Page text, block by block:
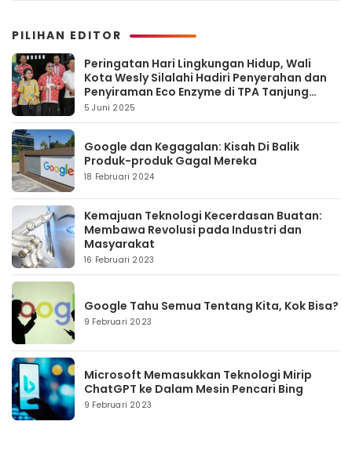
PILIHAN EDITOR
Peringatan Hari Lingkungan Hidup, Wali
Kota Wesly Silalahi Hadiri Penyerahan dan
Penyiraman Eco Enzyme di TPA Tanjung
Pinggir
5 Juni 2025
Google dan Kegagalan: Kisah Di Balik
Produk-produk Gagal Mereka
18 Februari 2024
Kemajuan Teknologi Kecerdasan Buatan:
Membawa Revolusi pada Industri dan
Masyarakat
16 Februari 2023
Google Tahu Semua Tentang Kita, Kok Bisa?
9 Februari 2023
Microsoft Memasukkan Teknologi Mirip
ChatGPT ke Dalam Mesin Pencari Bing
9 Februari 2023